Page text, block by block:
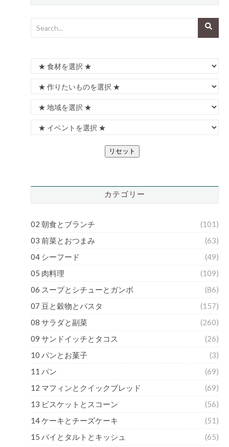
リセット
カテゴリー
02 朝食とブランチ
(101)
03 前菜とおつまみ
(63)
04 シーフード
(49)
05 肉料理
(109)
06 スープとシチューとガンボ
(86)
07 豆と穀物とパスタ
(157)
08 サラダと副菜
(260)
09 サンドイッチとタコス
(26)
10 パンとお菓子
(3)
11 パン
(69)
12 マフィンとクイックブレッド
(69)
13 ビスケットとスコーン
(56)
14 ケーキとチーズケーキ
(51)
15 パイとタルトとキッシュ
(65)